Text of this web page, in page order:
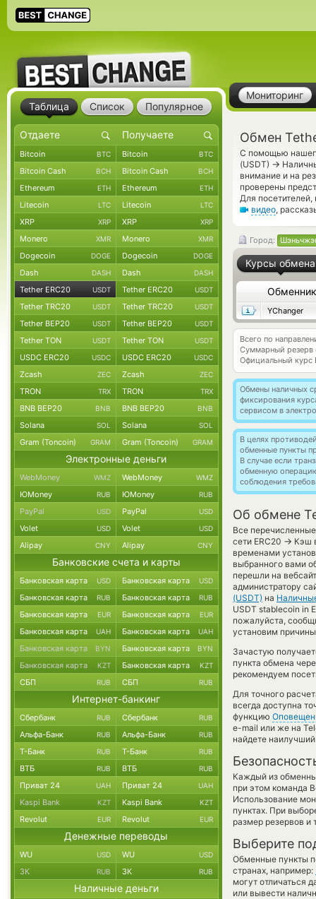
Мониторинг
Обмен
С помощью
(USDT) →
внимание и на
проверены
Для
видео,
Город:
Курсы обмена
Обменник
YChanger
Всего по
Суммарный резерв
Официальный курс
Обмены наличных
фиксирования
сервисом в
В целях
обменные пункты
В случае если
обменную
соблюдения
Об обмене
Все
сети ERC20 → Кэш
временами
выбранного вами
перешли на
администратору
(USDT) на
USDT stablecoin in
пожалуйста,
установим
Зачастую
пункта обмена
рекомендуем
Для точного
всегда доступна
функцию
e-mail или же на
найдете
Каждый из
при этом команда
Использование
пунктах. При
размер резервов и
Выберите
Обменные пункты
странах, например:
могут отличаться
или вывести
Таблица Список Популярное
Bitcoin BTC Bitcoin BTC
Bitcoin Cash BCH Bitcoin Cash BCH
Ethereum ETH Ethereum ETH
Litecoin LTC Litecoin LTC
XRP XRP XRP XRP
Monero XMR Monero XMR
Dogecoin DOGE Dogecoin DOGE
Dash DASH Dash DASH
Tether ERC20 USDT Tether ERC20 USDT
Tether TRC20 USDT Tether TRC20 USDT
Tether BEP20 USDT Tether BEP20 USDT
Tether TON USDT Tether TON USDT
USDC ERC20 USDC USDC ERC20 USDC
Zcash ZEC Zcash ZEC
TRON TRX TRON TRX
BNB BEP20 BNB BNB BEP20 BNB
Solana SOL Solana SOL
Gram (Toncoin) GRAM Gram (Toncoin) GRAM
Электронные деньги
WebMoney WMZ WebMoney WMZ
ЮMoney RUB ЮMoney RUB
PayPal USD PayPal USD
Volet USD Volet USD
Alipay CNY Alipay CNY
Банковские счета и карты
Банковская карта USD Банковская карта USD
Банковская карта RUB Банковская карта RUB
Банковская карта EUR Банковская карта EUR
Банковская карта UAH Банковская карта UAH
Банковская карта BYN Банковская карта BYN
Банковская карта KZT Банковская карта KZT
СБП RUB СБП RUB
Интернет-банкинг
Сбербанк RUB Сбербанк RUB
Альфа-Банк RUB Альфа-Банк RUB
Т-Банк RUB Т-Банк RUB
ВТБ RUB ВТБ RUB
Приват 24 UAH Приват 24 UAH
Kaspi Bank KZT Kaspi Bank KZT
Revolut EUR Revolut EUR
Денежные переводы
WU USD WU USD
ЗК RUB ЗК RUB
Наличные деньги